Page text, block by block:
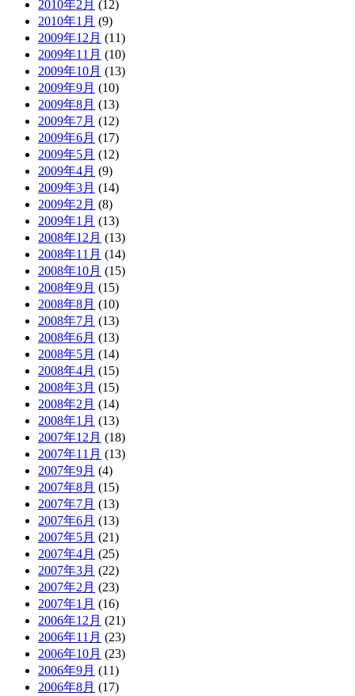
2010年2月 (12)
2010年1月 (9)
2009年12月 (11)
2009年11月 (10)
2009年10月 (13)
2009年9月 (10)
2009年8月 (13)
2009年7月 (12)
2009年6月 (17)
2009年5月 (12)
2009年4月 (9)
2009年3月 (14)
2009年2月 (8)
2009年1月 (13)
2008年12月 (13)
2008年11月 (14)
2008年10月 (15)
2008年9月 (15)
2008年8月 (10)
2008年7月 (13)
2008年6月 (13)
2008年5月 (14)
2008年4月 (15)
2008年3月 (15)
2008年2月 (14)
2008年1月 (13)
2007年12月 (18)
2007年11月 (13)
2007年9月 (4)
2007年8月 (15)
2007年7月 (13)
2007年6月 (13)
2007年5月 (21)
2007年4月 (25)
2007年3月 (22)
2007年2月 (23)
2007年1月 (16)
2006年12月 (21)
2006年11月 (23)
2006年10月 (23)
2006年9月 (11)
2006年8月 (17)